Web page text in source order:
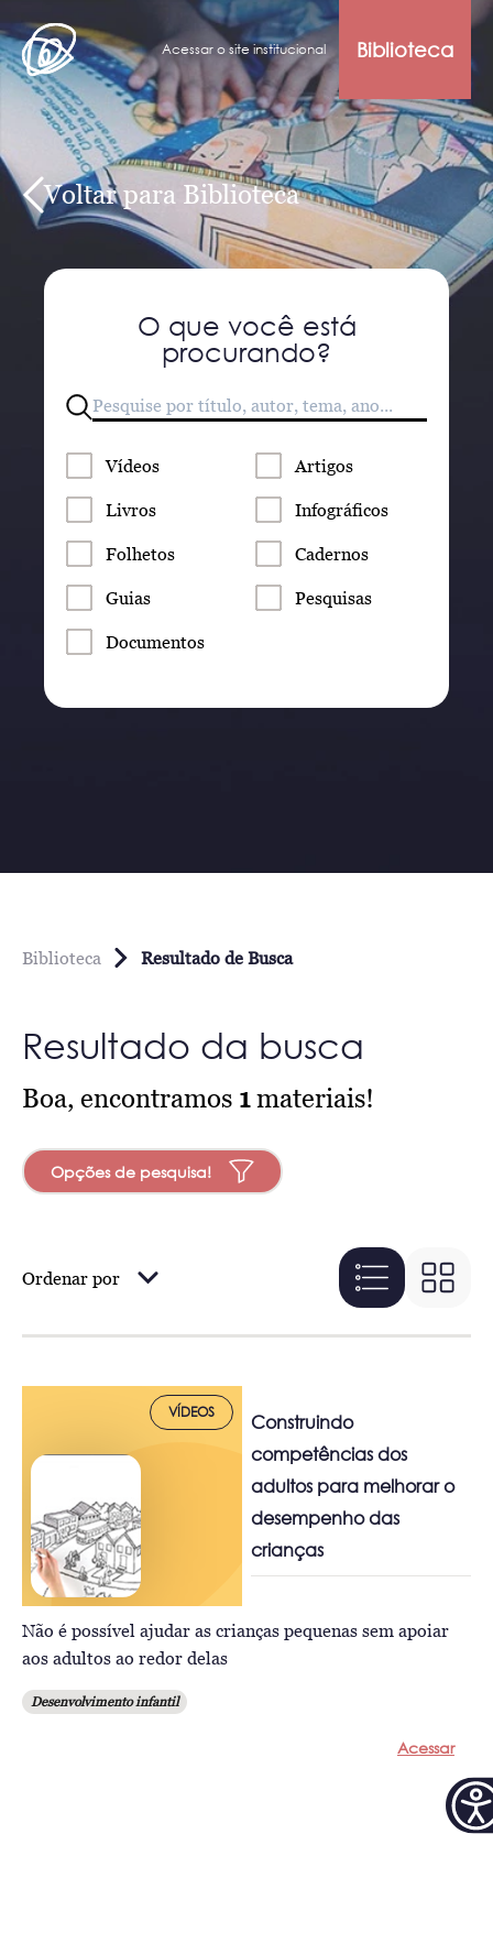
Acessar o site institucional Biblioteca
Voltar para Biblioteca
O que você está
procurando?
Vídeos Artigos
Livros Infográficos
Folhetos Cadernos
Guias Pesquisas
Documentos
Biblioteca Resultado de Busca
Resultado da busca
Boa, encontramos 1materiais!
Opções de pesquisa!
Ordenar por
VÍDEOS
Construindo
competências dos
adultos para melhorar o
desempenho das
crianças
Não é possível ajudar as crianças pequenas sem apoiar
aos adultos ao redor delas
Desenvolvimento infantil
Acessar